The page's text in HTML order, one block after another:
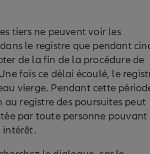
tiers ne peuvent voir les
le registre que pendant
de la fin de la procédure de
fois ce délai écoulé, le
vierge. Pendant cette
au registre des poursuites peut
par toute personne pouvant
intérêt.